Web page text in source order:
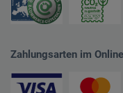
Zahlungsarten im